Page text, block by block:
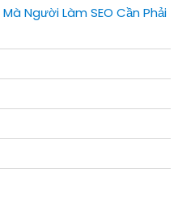
Người Làm SEO Cần Phải